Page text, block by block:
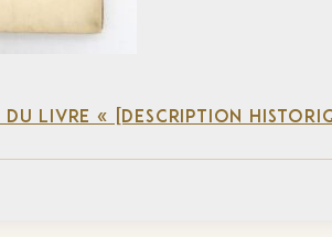
DU LIVRE « [DESCRIPTION